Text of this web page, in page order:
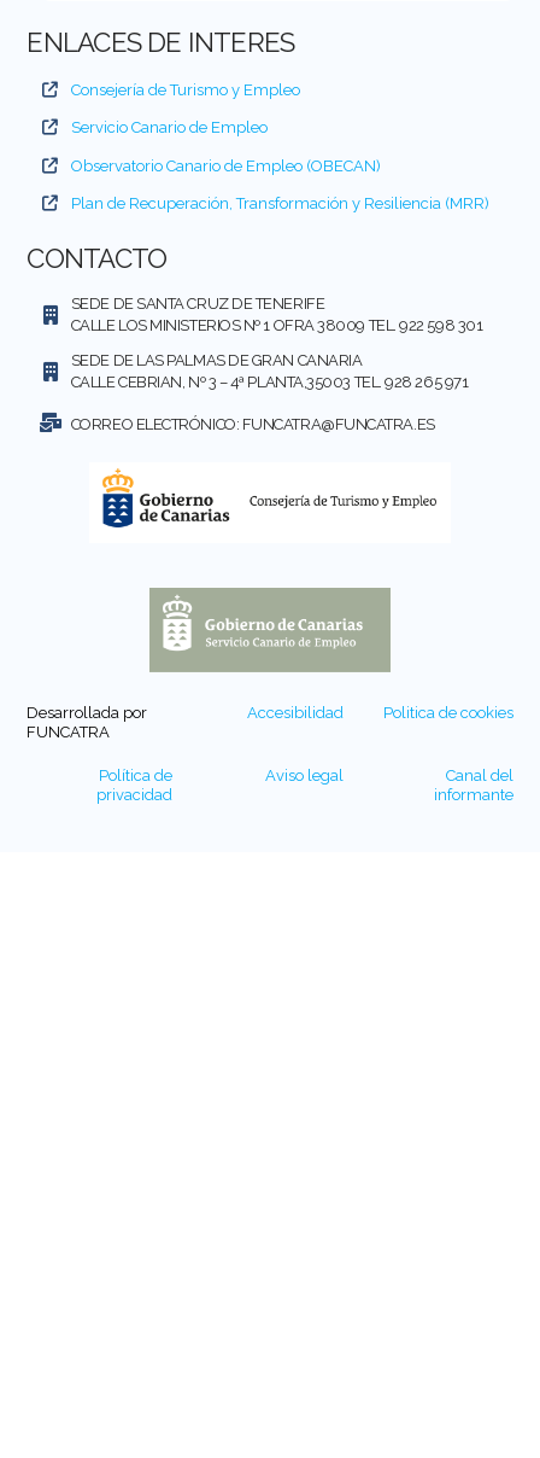
ENLACES DE INTERES
Consejería de Turismo y Empleo
Servicio Canario de Empleo
Observatorio Canario de Empleo (OBECAN)
Plan de Recuperación, Transformación y Resiliencia (MRR)
CONTACTO
SEDE DE SANTA CRUZ DE TENERIFE
CALLE LOS MINISTERIOS Nº 1 OFRA 38009 TEL. 922 598 301
SEDE DE LAS PALMAS DE GRAN CANARIA
CALLE CEBRIAN, Nº 3 – 4ª PLANTA,35003 TEL. 928 265 971
CORREO ELECTRÓNICO: FUNCATRA@FUNCATRA.ES
Desarrollada por
FUNCATRA
Accesibilidad Politica de cookies
Política de
privacidad
Aviso legal
Canal del
informante